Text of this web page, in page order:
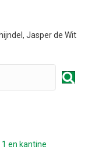
Jasper de Wit
en kantine